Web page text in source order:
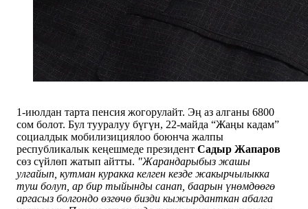
1-июлдан тарта пенсия жогорулайт. Эң аз алганы 6800
сом болот. Бул тууралуу бүгүн, 22-майда “Жаңы кадам”
социалдык мобилизициялоо боюнча жалпы
республикалык кеңешмеде президент Садыр Жапаров
сөз сүйлөп жатып айтты. "Жарандарыбыз жашы
улгайып, кутман куракка келген кезде жакырчылыкка
туш болуп, ар бир тыйынды санап, баарын үнөмдөөгө
аргасыз болгондо өзгөчө бизди кыжырданткан абалга